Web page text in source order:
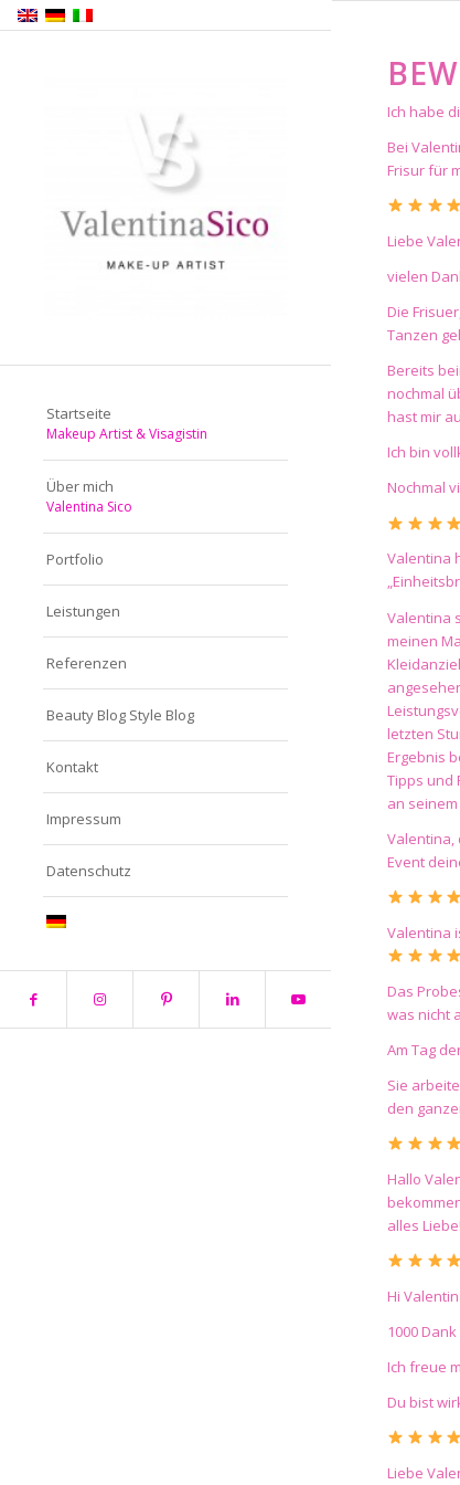
Startseite
Makeup Artist & Visagistin
Über mich
Valentina Sico
Portfolio
Leistungen
Referenzen
Beauty Blog Style Blog
Kontakt
Impressum
Datenschutz
Ich habe
Bei
Frisur für
Liebe
vielen
Die
Tanzen
Bereits
nochmal
hast mir
Ich bin
Nochmal
Valentina
Valentina
meinen
letzten
Ergebnis
Tipps und
an
Valentina,
Event
Valentina
Das
was nicht
Am Tag
Sie
den
Hallo
alles Liebe!
Hi
1000
Ich freue
Du bist
Liebe